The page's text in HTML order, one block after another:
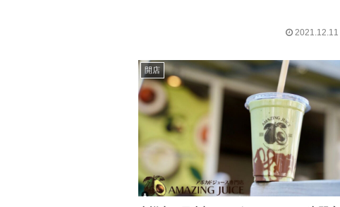
2021.12.11
開店